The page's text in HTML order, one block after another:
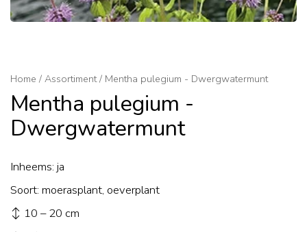
Home / Assortiment / Mentha pulegium - Dwergwatermunt
Mentha pulegium -
Dwergwatermunt
Inheems: ja
Soort: moerasplant, oeverplant
↕ 10 – 20 cm